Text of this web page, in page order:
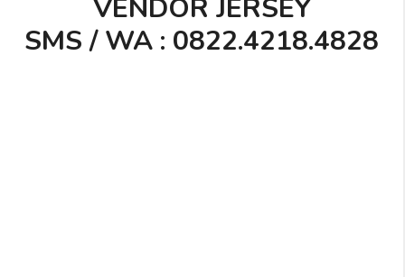
VENDOR JERSEY
SMS / WA : 0822.4218.4828